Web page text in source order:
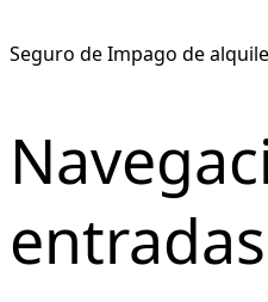
Seguro de Impago de
entradas